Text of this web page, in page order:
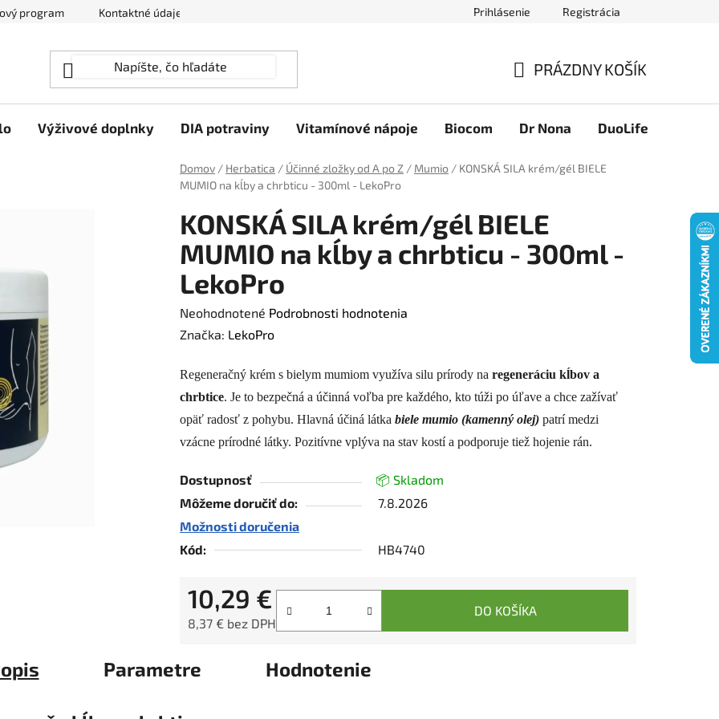
program Kontaktné údaje Ako nakupovať Obchodné podmienky
Prihlásenie Registrácia
KOŠÍK
PRÁZDNY KOŠÍK
Výživové doplnky DIA potraviny Vitamínové nápoje Biocom Dr Nona DuoLife
Domov / Herbatica / Účinné zložky od A po Z / Mumio / KONSKÁ SILA krém/gél BIELE
MUMIO na kĺby a chrbticu - 300ml - LekoPro
KONSKÁ SILA krém/gél BIELE
MUMIO na kĺby a chrbticu - 300ml -
LekoPro
Priemerné
hodnotenie
je
0,0
z
5
Neohodnotené Podrobnosti hodnotenia
Značka: LekoPro
Regeneračný krém s bielym mumiom využíva silu prírody na regeneráciu kĺbov a
chrbtice. Je to bezpečná a účinná voľba pre každého, kto túži po úľave a chce zažívať
opäť radosť z pohybu. Hlavná účiná látka biele mumio (kamenný olej) patrí medzi
vzácne prírodné látky. Pozitívne vplýva na stav kostí a podporuje tiež hojenie rán.
Dostupnosť
📦 Skladom
Môžeme doručiť do:
7.8.2026
Možnosti doručenia
Kód:
HB4740
10,29 €
8,37 € bez DPH
DO KOŠÍKA
Parametre Hodnotenie